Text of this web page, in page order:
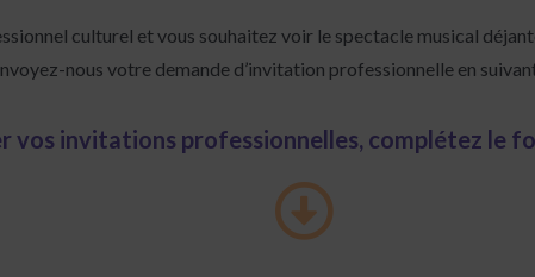
culturel et vous souhaitez voir le spectacle musical
nous votre demande d’invitation professionnelle en
vos invitations professionnelles, complétez le